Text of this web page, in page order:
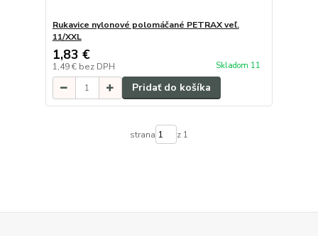
Rukavice nylonové polomáčané PETRAX veľ.
11/XXL
1,83 €
1,49 € bez DPH Skladom 11
Pridať do košíka
strana z 1